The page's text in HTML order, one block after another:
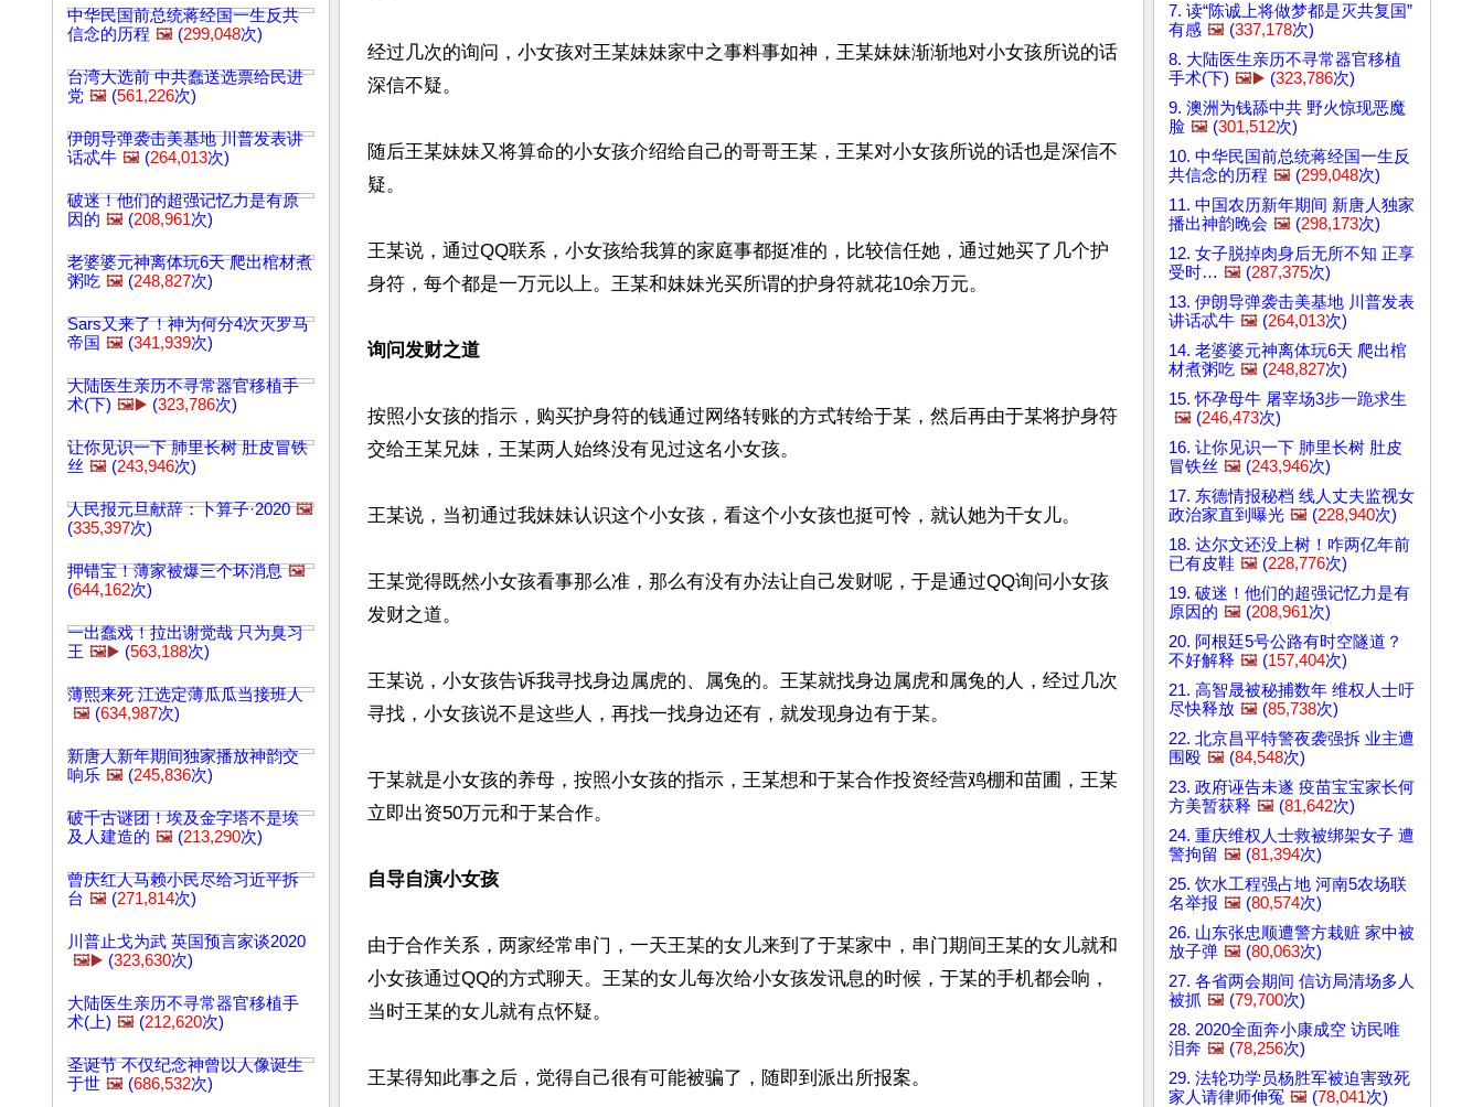
中华民国前总统蒋经国一生反共
信念的历程 🖼️ (299,048次)
台湾大选前 中共蠢送选票给民进
党 🖼️ (561,226次)
伊朗导弹袭击美基地 川普发表讲
话忒牛 🖼️ (264,013次)
破迷！他们的超强记忆力是有原
因的 🖼️ (208,961次)
老婆婆元神离体玩6天 爬出棺材煮
粥吃 🖼️ (248,827次)
Sars又来了！神为何分4次灭罗马
帝国 🖼️ (341,939次)
大陆医生亲历不寻常器官移植手
术(下) 🖼️▶️ (323,786次)
让你见识一下 肺里长树 肚皮冒铁
丝 🖼️ (243,946次)
人民报元旦献辞：卜算子·2020 🖼️
(335,397次)
押错宝！薄家被爆三个坏消息 🖼️
(644,162次)
一出蠢戏！拉出谢觉哉 只为臭习
王 🖼️▶️ (563,188次)
薄熙来死 江选定薄瓜瓜当接班人
🖼️ (634,987次)
新唐人新年期间独家播放神韵交
响乐 🖼️ (245,836次)
破千古谜团！埃及金字塔不是埃
及人建造的 🖼️ (213,290次)
曾庆红人马赖小民尽给习近平拆
台 🖼️ (271,814次)
川普止戈为武 英国预言家谈2020
🖼️▶️ (323,630次)
大陆医生亲历不寻常器官移植手
术(上) 🖼️ (212,620次)
圣诞节 不仅纪念神曾以人像诞生
于世 🖼️ (686,532次)
经过几次的询问，小女孩对王某妹妹家中之事料事如神，王某妹妹渐渐地对小女孩所说的话
深信不疑。
随后王某妹妹又将算命的小女孩介绍给自己的哥哥王某，王某对小女孩所说的话也是深信不
疑。
王某说，通过QQ联系，小女孩给我算的家庭事都挺准的，比较信任她，通过她买了几个护
身符，每个都是一万元以上。王某和妹妹光买所谓的护身符就花10余万元。
询问发财之道
按照小女孩的指示，购买护身符的钱通过网络转账的方式转给于某，然后再由于某将护身符
交给王某兄妹，王某两人始终没有见过这名小女孩。
王某说，当初通过我妹妹认识这个小女孩，看这个小女孩也挺可怜，就认她为干女儿。
王某觉得既然小女孩看事那么准，那么有没有办法让自己发财呢，于是通过QQ询问小女孩
发财之道。
王某说，小女孩告诉我寻找身边属虎的、属兔的。王某就找身边属虎和属兔的人，经过几次
寻找，小女孩说不是这些人，再找一找身边还有，就发现身边有于某。
于某就是小女孩的养母，按照小女孩的指示，王某想和于某合作投资经营鸡棚和苗圃，王某
立即出资50万元和于某合作。
自导自演小女孩
由于合作关系，两家经常串门，一天王某的女儿来到了于某家中，串门期间王某的女儿就和
小女孩通过QQ的方式聊天。王某的女儿每次给小女孩发讯息的时候，于某的手机都会响，
当时王某的女儿就有点怀疑。
王某得知此事之后，觉得自己很有可能被骗了，随即到派出所报案。
7. 读“陈诚上将做梦都是灭共复国”
有感 🖼️ (337,178次)
8. 大陆医生亲历不寻常器官移植
手术(下) 🖼️▶️ (323,786次)
9. 澳洲为钱舔中共 野火惊现恶魔
脸 🖼️ (301,512次)
10. 中华民国前总统蒋经国一生反
共信念的历程 🖼️ (299,048次)
11. 中国农历新年期间 新唐人独家
播出神韵晚会 🖼️ (298,173次)
12. 女子脱掉肉身后无所不知 正享
受时… 🖼️ (287,375次)
13. 伊朗导弹袭击美基地 川普发表
讲话忒牛 🖼️ (264,013次)
14. 老婆婆元神离体玩6天 爬出棺
材煮粥吃 🖼️ (248,827次)
15. 怀孕母牛 屠宰场3步一跪求生
🖼️ (246,473次)
16. 让你见识一下 肺里长树 肚皮
冒铁丝 🖼️ (243,946次)
17. 东德情报秘档 线人丈夫监视女
政治家直到曝光 🖼️ (228,940次)
18. 达尔文还没上树！咋两亿年前
已有皮鞋 🖼️ (228,776次)
19. 破迷！他们的超强记忆力是有
原因的 🖼️ (208,961次)
20. 阿根廷5号公路有时空隧道？
不好解释 🖼️ (157,404次)
21. 高智晟被秘捕数年 维权人士吁
尽快释放 🖼️ (85,738次)
22. 北京昌平特警夜袭强拆 业主遭
围殴 🖼️ (84,548次)
23. 政府诬告未遂 疫苗宝宝家长何
方美暂获释 🖼️ (81,642次)
24. 重庆维权人士救被绑架女子 遭
警拘留 🖼️ (81,394次)
25. 饮水工程强占地 河南5农场联
名举报 🖼️ (80,574次)
26. 山东张忠顺遭警方栽赃 家中被
放子弹 🖼️ (80,063次)
27. 各省两会期间 信访局清场多人
被抓 🖼️ (79,700次)
28. 2020全面奔小康成空 访民唯
泪奔 🖼️ (78,256次)
29. 法轮功学员杨胜军被迫害致死
家人请律师伸冤 🖼️ (78,041次)